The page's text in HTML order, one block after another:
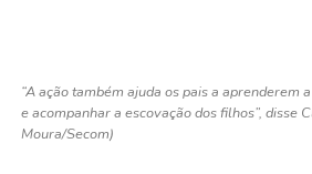
“A ação também ajuda os pais a aprenderem
e acompanhar a escovação dos filhos”, disse
Moura/Secom)